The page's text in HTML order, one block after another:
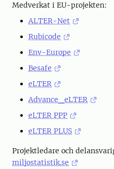
Medverkat i EU-projekten:
ALTER-Net
Rubicode
Env-Europe
Besafe
eLTER
Advance_eLTER
eLTER PPP
eLTER PLUS
Projektledare och
miljostatistik.se